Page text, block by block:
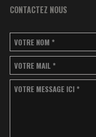
CONTACTEZ NOUS
VOTRE NOM *
VOTRE MAIL *
VOTRE MESSAGE ICI *